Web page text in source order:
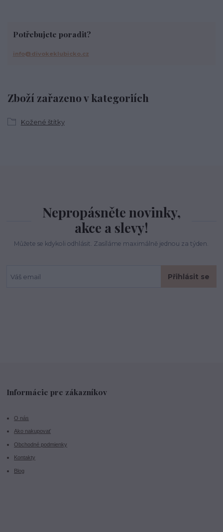
Zboží zařazeno v kategoriích
Kožené štítky
Potřebujete poradit?
info@divokeklubicko.cz
Nepropásněte novinky,
akce a slevy!
Můžete se kdykoli odhlásit. Zasíláme maximálně jednou za týden.
Přihlásit se
Informácie pre zákazníkov
O nás
Ako nakupovať
Obchodné podmienky
Kontakty
Blog